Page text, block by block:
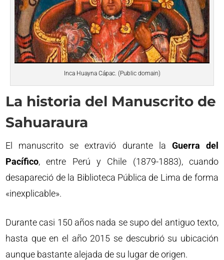
Inca Huayna Cápac. (Public domain)
La historia del Manuscrito de
Sahuaraura
El manuscrito se extravió durante la Guerra del
Pacífico, entre Perú y Chile (1879-1883), cuando
desapareció de la Biblioteca Pública de Lima de forma
«inexplicable».
Durante casi 150 años nada se supo del antiguo texto,
hasta que en el año 2015 se descubrió su ubicación
aunque bastante alejada de su lugar de origen.